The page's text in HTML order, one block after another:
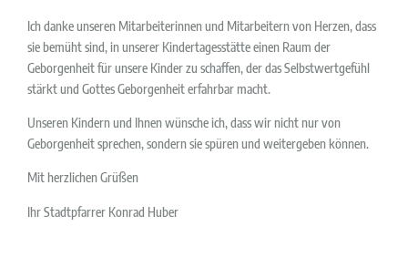
Ich danke unseren Mitarbeiterinnen und Mitarbeitern von Herzen, dass
sie bemüht sind, in unserer Kindertagesstätte einen Raum der
Geborgenheit für unsere Kinder zu schaffen, der das Selbstwertgefühl
stärkt und Gottes Geborgenheit erfahrbar macht.
Unseren Kindern und Ihnen wünsche ich, dass wir nicht nur von
Geborgenheit sprechen, sondern sie spüren und weitergeben können.
Mit herzlichen Grüßen
Ihr Stadtpfarrer Konrad Huber